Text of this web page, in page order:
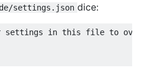
settings.json dice:
settings in this file to